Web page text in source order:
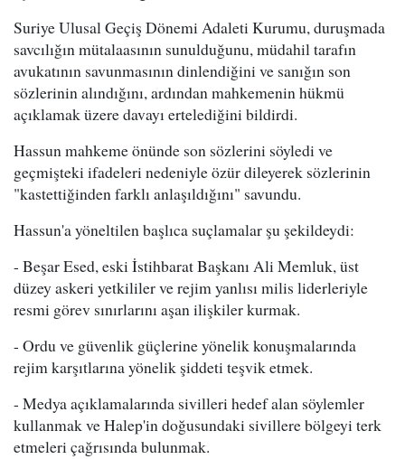
Suriye Ulusal Geçiş Dönemi Adaleti Kurumu, duruşmada
savcılığın mütalaasının sunulduğunu, müdahil tarafın
avukatının savunmasının dinlendiğini ve sanığın son
sözlerinin alındığını, ardından mahkemenin hükmü
açıklamak üzere davayı ertelediğini bildirdi.
Hassun mahkeme önünde son sözlerini söyledi ve
geçmişteki ifadeleri nedeniyle özür dileyerek sözlerinin
"kastettiğinden farklı anlaşıldığını" savundu.
Hassun'a yöneltilen başlıca suçlamalar şu şekildeydi:
- Beşar Esed, eski İstihbarat Başkanı Ali Memluk, üst
düzey askeri yetkililer ve rejim yanlısı milis liderleriyle
resmi görev sınırlarını aşan ilişkiler kurmak.
- Ordu ve güvenlik güçlerine yönelik konuşmalarında
rejim karşıtlarına yönelik şiddeti teşvik etmek.
- Medya açıklamalarında sivilleri hedef alan söylemler
kullanmak ve Halep'in doğusundaki sivillere bölgeyi terk
etmeleri çağrısında bulunmak.